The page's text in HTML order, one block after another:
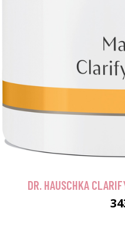
DR. HAUSCHKA